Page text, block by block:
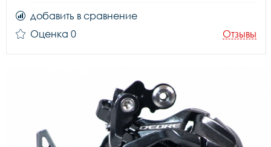
добавить в сравнение
Оценка 0
Отзывы